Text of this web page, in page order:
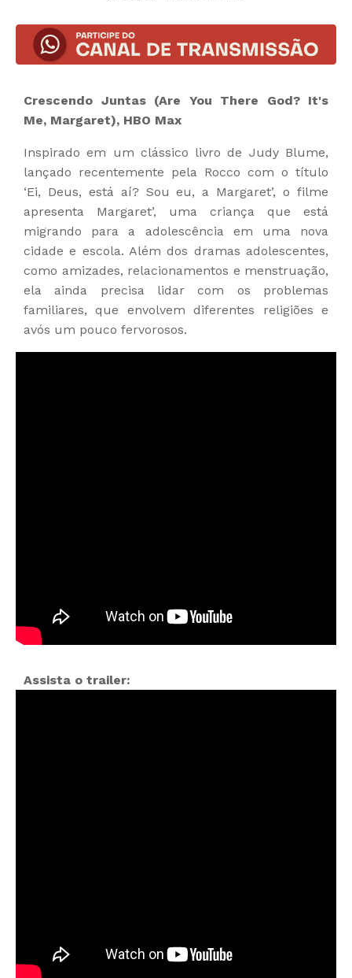
Crescendo Juntas (Are You There God? It's
Me, Margaret), HBO Max
Inspirado em um clássico livro de Judy Blume,
lançado recentemente pela Rocco com o título
‘Ei, Deus, está aí? Sou eu, a Margaret’, o filme
apresenta Margaret’, uma criança que está
migrando para a adolescência em uma nova
cidade e escola. Além dos dramas adolescentes,
como amizades, relacionamentos e menstruação,
ela ainda precisa lidar com os problemas
familiares, que envolvem diferentes religiões e
avós um pouco fervorosos.
Assista o trailer: